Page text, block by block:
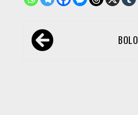
Navegación
de BOLO